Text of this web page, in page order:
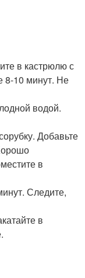
в кастрюлю с
8-10 минут. Не
водой.
Добавьте
в
Следите,
в